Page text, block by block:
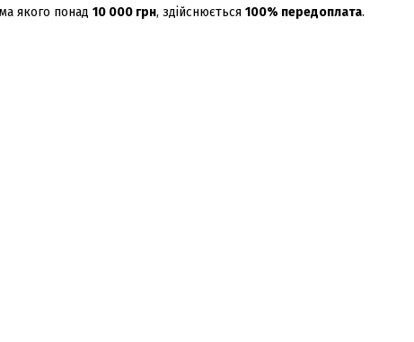
якого понад 10 000 грн, здійснюється 100% передоплата.